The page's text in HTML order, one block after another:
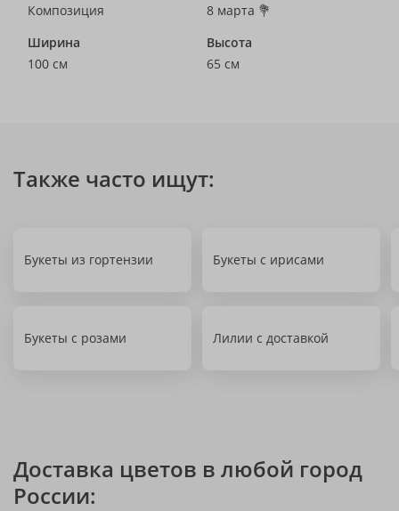
Композиция
8 марта 💐
Ширина
100 см
Высота
65 см
Также часто ищут:
Букеты из гортензии Букеты с ирисами
Букеты с розами Лилии с доставкой
Доставка цветов в любой город
России: